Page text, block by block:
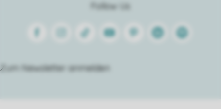
Follow Us
FacebookInstagram
Tiktok Youtube PinterestLinkedinSpotify
Zum Newsletter anmelden